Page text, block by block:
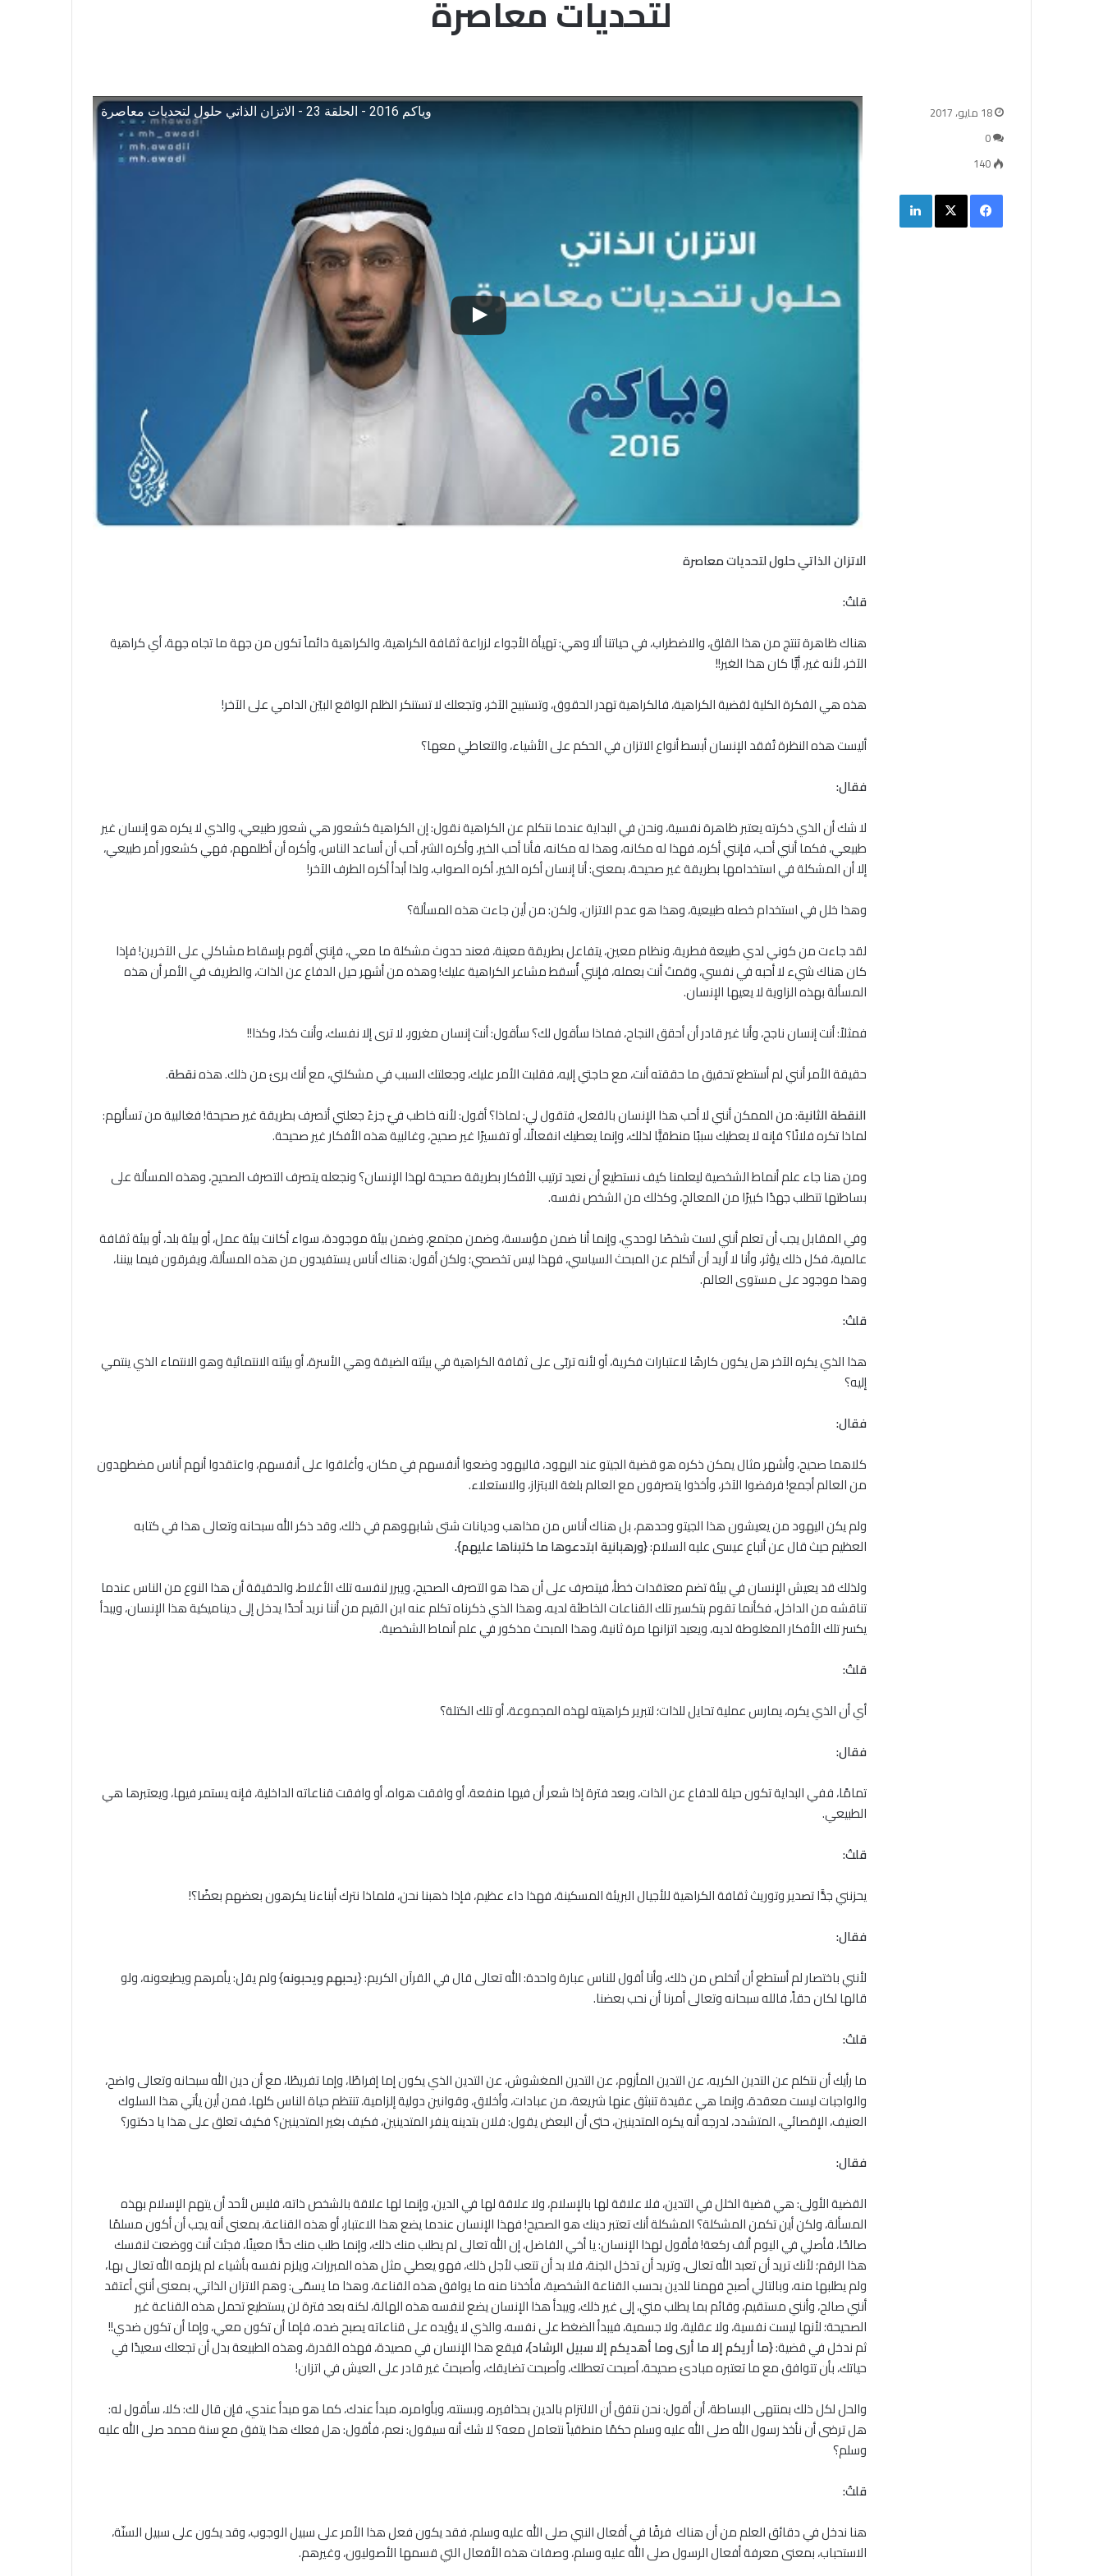
لتحديات معاصرة
وياكم 2016 - الحلقة 23 - الاتزان الذاتي حلول لتحديات معاصرة
الاتزان الذاتي حلول لتحديات معاصرة
قلتُ:
هناك ظاهرة تنتج من هذا القلق، والاضطراب، في حياتنا ألا وهي: تهيأة الأجواء لزراعة ثقافة الكراهية، والكراهية دائماً تكون من جهة ما تجاه جهة، أي كراهية
الآخر، لأنه غير، أيًّا كان هذا الغير!!
هذه هي الفكرة الكلية لقضية الكراهية، فالكراهية تهدر الحقوق، وتستبيح الآخر، وتجعلك لا تستنكر الظلم الواقع البيّن الدامي على الآخر!
أليست هذه النظرة تُفقد الإنسان أبسط أنواع الاتزان في الحكم على الأشياء، والتعاطي معها؟
فقال:
لا شك أن الذي ذكرته يعتبر ظاهرة نفسية، ونحن في البداية عندما نتكلم عن الكراهية نقول: إن الكراهية كشعور هي شعور طبيعي، والذي لا يكره هو إنسان غير
طبيعي، فكما أنني أحب، فإنني أكره، فهذا له مكانه، وهذا له مكانه، فأنا أحب الخير، وأكره الشر، أحب أن أساعد الناس، وأكره أن أظلمهم، فهي كشعور أمر طبيعي،
إلا أن المشكلة في استخدامها بطريقة غير صحيحة، بمعنى: أنا إنسان أكره الخير، أكره الصواب، ولذا أبدأ أكره الطرف الآخر!
وهذا خلل في استخدام خصله طبيعية، وهذا هو عدم الاتزان، ولكن: من أين جاءت هذه المسألة؟
لقد جاءت من كوني لدي طبيعة فطرية، ونظام معين، يتفاعل بطريقة معينة، فعند حدوث مشكلة ما معي، فإنني أقوم بإسقاط مشاكلي على الآخرين! فإذا
كان هناك شيء لا أحبه في نفسي، وقمتَ أنت بعمله، فإنني أُسقط مشاعر الكراهية عليك! وهذه من أشهر حيل الدفاع عن الذات، والطريف في الأمر أن هذه
المسألة بهذه الزاوية لا يعيها الإنسان.
فمثلاً: أنت إنسان ناجح، وأنا غير قادر أن أحقق النجاح، فماذا سأقول لك؟ سأقول: أنت إنسان مغرور، لا ترى إلا نفسك، وأنت كذا، وكذا!!
حقيقة الأمر أنني لم أستطع تحقيق ما حققته أنت، مع حاجتي إليه، فقلبت الأمر عليك، وجعلتك السبب في مشكلتي، مع أنك برئ من ذلك. هذهنقطة.
النقطة الثانية: من الممكن أنني لا أحب هذا الإنسان بالفعل، فتقول لي: لماذا؟ أقول: لأنه خاطب فيّ جزءً جعلني أتصرف بطريقة غير صحيحة! فغالبية من تسألهم:
لماذا تكره فلانًا؟ فإنه لا يعطيك سببًا منطقيًّا لذلك، وإنما يعطيك انفعالًا، أو تفسيرًا غير صحيح، وغالبية هذه الأفكار غير صحيحة.
ومن هنا جاء علم أنماط الشخصية ليعلمنا كيف نستطيع أن نعيد ترتيب الأفكار بطريقة صحيحة لهذا الإنسان؟ ونجعله يتصرف التصرف الصحيح، وهذه المسألة على
بساطتها تتطلب جهدًا كبيرًا من المعالج، وكذلك من الشخص نفسه.
وفي المقابل يجب أن تعلم أنني لست شخصًا لوحدي، وإنما أنا ضمن مؤسسة، وضمن مجتمع، وضمن بيئة موجودة، سواء أكانت بيئة عمل، أو بيئة بلد، أو بيئة ثقافة
عالمية، فكل ذلك يؤثر، وأنا لا أريد أن أتكلم عن المبحث السياسي، فهذا ليس تخصصي؛ ولكن أقول: هناك أناس يستفيدون من هذه المسألة، ويفرقون فيما بيننا،
وهذا موجود على مستوى العالم.
قلتُ:
هذا الذي يكره الآخر هل يكون كارهًا لاعتبارات فكرية، أو لأنه تربّى على ثقافة الكراهية في بيئته الضيقة وهي الأسرة، أو بيئته الانتمائية وهو الانتماء الذي ينتمي
إليه؟
فقال:
كلاهما صحيح، وأشهر مثال يمكن ذكره هو قضية الجيتو عند اليهود، فاليهود وضعوا أنفسهم في مكان، وأغلقوا على أنفسهم، واعتقدوا أنهم أناس مضطهدون
من العالم أجمع! فرفضوا الآخر، وأخذوا يتصرفون مع العالم بلغة الابتزاز، والاستعلاء.
ولم يكن اليهود من يعيشون هذا الجيتو وحدهم، بل هناك أناس من مذاهب وديانات شتى شابهوهم في ذلك، وقد ذكر الله سبحانه وتعالى هذا في كتابه
العظيم حيث قال عن أتباع عيسى عليه السلام:{ورهبانية ابتدعوها ما كتبناها عليهم}.
ولذلك قد يعيش الإنسان في بيئة تضم معتقدات خطأ، فيتصرف على أن هذا هو التصرف الصحيح، ويبرر لنفسه تلك الأغلاط، والحقيقة أن هذا النوع من الناس عندما
تناقشه من الداخل، فكأنما تقوم بتكسير تلك القناعات الخاطئة لديه، وهذا الذي ذكرناه تكلم عنه ابن القيم من أننا نريد أحدًا يدخل إلى ديناميكية هذا الإنسان، ويبدأ
يكسر تلك الأفكار المغلوطة لديه، ويعيد اتزانها مرة ثانية، وهذا المبحث مذكور في علم أنماط الشخصية.
قلتُ:
أي أن الذي يكره، يمارس عملية تحايل للذات؛ لتبرير كراهيته لهذه المجموعة، أو تلك الكتلة؟
فقال:
تمامًا، ففي البداية تكون حيلة للدفاع عن الذات، وبعد فترة إذا شعر أن فيها منفعة، أو وافقت هواه، أو وافقت قناعاته الداخلية، فإنه يستمر فيها، ويعتبرها هي
الطبيعي.
قلتُ:
يحزنني جدًّا تصدير وتوريث ثقافة الكراهية للأجيال البريئة المسكينة، فهذا داء عظيم، فإذا ذهبنا نحن، فلماذا نترك أبناءنا يكرهون بعضهم بعضًا؟!
فقال:
لأنني باختصار لم أستطع أن أتخلص من ذلك، وأنا أقول للناس عبارة واحدة: الله تعالى قال في القرآن الكريم: {يحبهم ويحبونه} ولم يقل: يأمرهم ويطيعونه، ولو
قالها لكان حقاً، فالله سبحانه وتعالى أمرنا أن نحب بعضنا.
قلتُ:
ما رأيك أن نتكلم عن التدين الكريه، عن التدين المأزوم، عن التدين المغشوش، عن التدين الذي يكون إما إفراطًا، وإما تفريطًا، مع أن دين الله سبحانه وتعالى واضح،
والواجبات ليست معقدة، وإنما هي عقيدة تنبثق عنها شريعة، من عبادات، وأخلاق، وقوانين دولية إلزامية، تنتظم حياة الناس كلها، فمن أين يأتي هذا السلوك
العنيف، الإقصائي، المتشدد، لدرجه أنه يكره المتدينين، حتى أن البعض يقول: فلان بتدينه ينفر المتدينين، فكيف بغير المتدينين؟ فكيف تعلق على هذا يا دكتور؟
فقال:
القضية الأولى: هي قضية الخلل في التدين، فلا علاقة لها بالإسلام، ولا علاقة لها في الدين، وإنما لها علاقة بالشخص ذاته، فليس لأحد أن يتهم الإسلام بهذه
المسألة، ولكن أين تكمن المشكلة؟ المشكلة أنك تعتبر دينك هو الصحيح! فهذا الإنسان عندما يضع هذا الاعتبار، أو هذه القناعة، بمعنى أنه يجب أن أكون مسلمًا
صالحًا، فأصلي في اليوم ألف ركعة! فأقول لهذا الإنسان: يا أخي الفاضل، إن الله تعالى لم يطلب منك ذلك، وإنما طلب منك حدًّا معينًا، فجئت أنت ووضعت لنفسك
هذا الرقم؛ لأنك تريد أن تعبد الله تعالى، وتريد أن تدخل الجنة، فلا بد أن تتعب لأجل ذلك، فهو يعطي مثل هذه المبررات، ويلزم نفسه بأشياء لم يلزمه الله تعالى بها،
ولم يطلبها منه، وبالتالي أصبح فهمنا للدين بحسب القناعة الشخصية، فأخذنا منه ما يوافق هذه القناعة، وهذا ما يسمّى: وهم الاتزان الذاتي، بمعنى أنني أعتقد
أنني صالح، وأنني مستقيم، وقائم بما يطلب مني، إلى غير ذلك، ويبدأ هذا الإنسان يضع لنفسه هذه الهالة، لكنه بعد فترة لن يستطيع تحمل هذه القناعة غير
الصحيحة؛ لأنها ليست نفسية، ولا عقلية، ولا جسمية، فيبدأ الضغط على نفسه، والذي لا يؤيده على قناعاته يصبح ضده، فإما أن تكون معي، وإما أن تكون ضدي!!
ثم ندخل في قضية:{ما أريكم إلا ما أرى وما أهديكم إلا سبيل الرشاد}،فيقع هذا الإنسان في مصيدة، فهذه القدرة، وهذه الطبيعة بدل أن تجعلك سعيدًا في
حياتك، بأن تتوافق مع ما تعتبره مبادئ صحيحة، أصبحت تعطلك، وأصبحت تضايقك، وأصبحتَ غير قادر على العيش في اتزان!
والحل لكل ذلك بمنتهى البساطة، أن أقول: نحن نتفق أن الالتزام بالدين بحذافيره، وبسنته، وبأوامره، مبدأ عندك، كما هو مبدأ عندي، فإن قال لك: كلا، سأقول له:
هل ترضى أن نأخذ رسول الله صلى الله عليه وسلم حكمًا منطقياً نتعامل معه؟ لا شك أنه سيقول: نعم، فأقول: هل فعلك هذا يتفق مع سنة محمد صلى الله عليه
وسلم؟
قلتُ:
هنا ندخل في دقائق العلم من أن هناك فرقًا في أفعال النبي صلى الله عليه وسلم، فقد يكون فعل هذا الأمر على سبيل الوجوب، وقد يكون على سبيل السنّة،
الاستحباب، بمعنى معرفة أفعال الرسول صلى الله عليه وسلم، وصفات هذه الأفعال التي قسمها الأصوليون، وغيرهم.
18 مايو، 2017
0
140
فيسبوك
‫X